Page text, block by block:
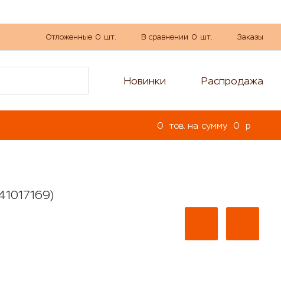
Отложенные 0 шт. В сравнении 0 шт. Заказы
Новинки Распродажа
0 тов. на сумму 0 p